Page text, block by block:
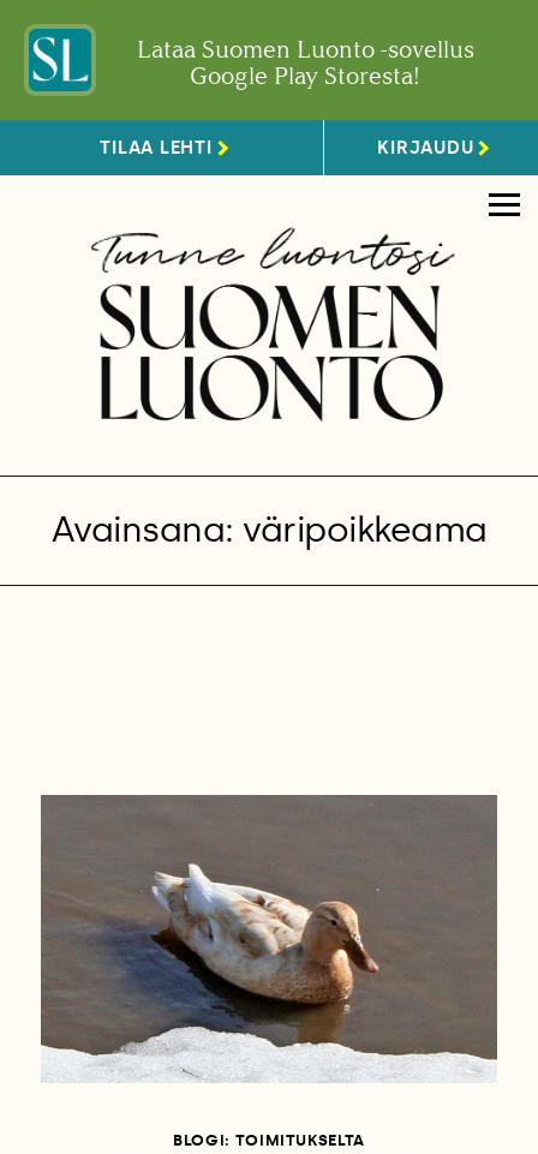
Lataa Suomen Luonto -sovellus
Google Play Storesta!
TILAA LEHTI KIRJAUDU
Avainsana: väripoikkeama
BLOGI: TOIMITUKSELTA